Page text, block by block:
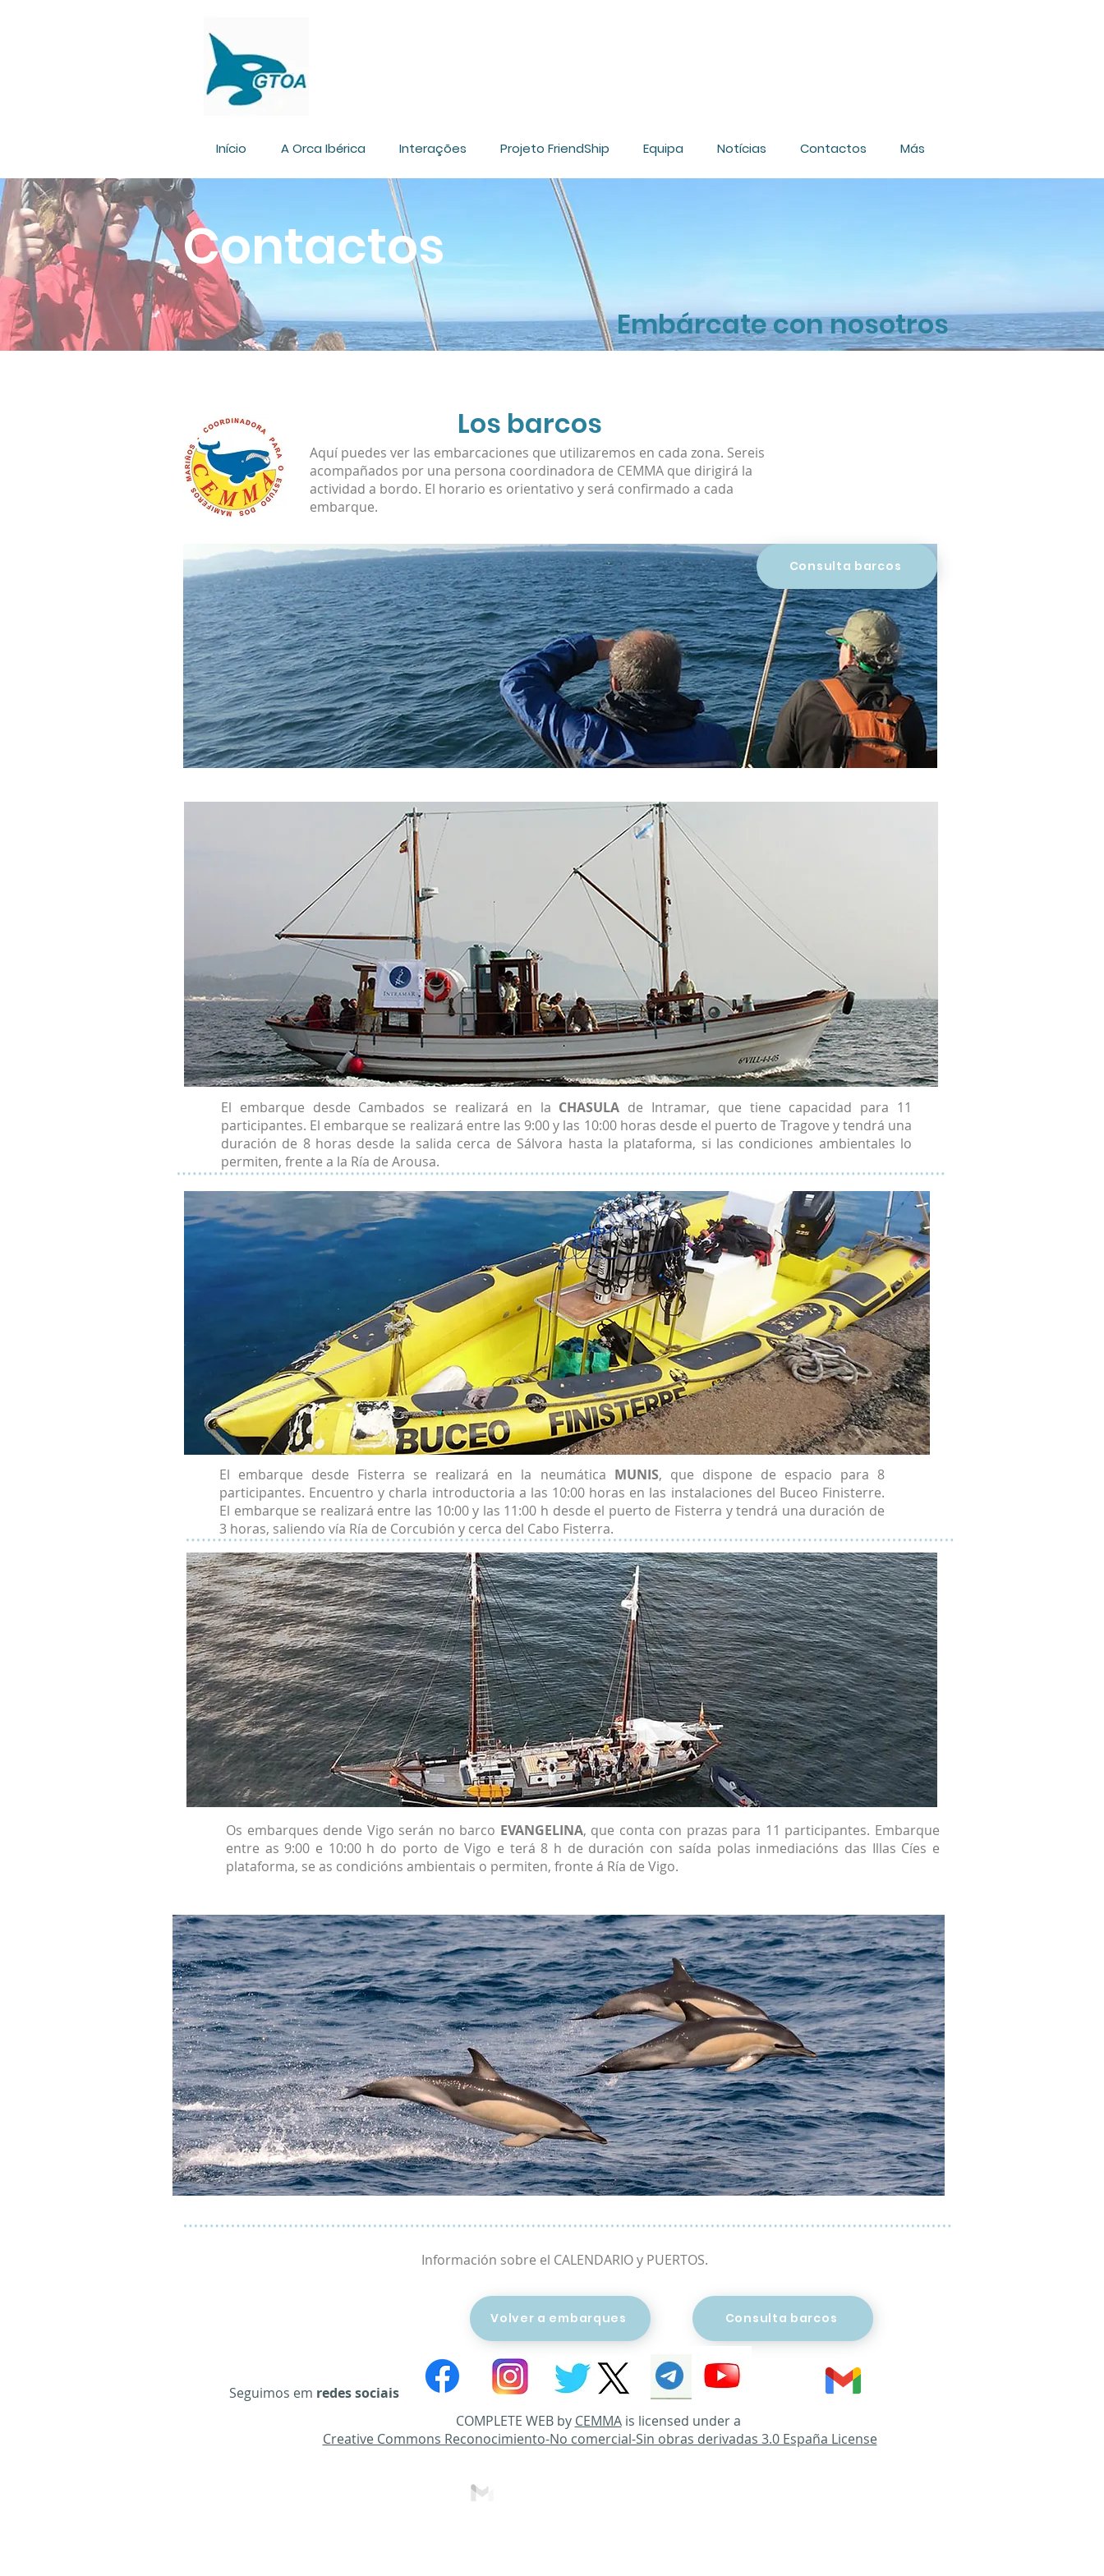
Início A Orca Ibérica Interações Projeto FriendShip Equipa Notícias Contactos Más
Contactos
Embárcate con nosotros
Los barcos
Aquí puedes ver las embarcaciones que utilizaremos en cada zona. Sereis
acompañados por una persona coordinadora de CEMMA que dirigirá la
actividad a bordo. El horario es orientativo y será confirmado a cada
embarque.
Consulta barcos
El embarque desde Cambados se realizará en la CHASULA de Intramar, que tiene capacidad para 11
participantes. El embarque se realizará entre las 9:00 y las 10:00 horas desde el puerto de Tragove y tendrá una
duración de 8 horas desde la salida cerca de Sálvora hasta la plataforma, si las condiciones ambientales lo
permiten, frente a la Ría de Arousa.
El embarque desde Fisterra se realizará en la neumática MUNIS, que dispone de espacio para 8
participantes. Encuentro y charla introductoria a las 10:00 horas en las instalaciones del Buceo Finisterre.
El embarque se realizará entre las 10:00 y las 11:00 h desde el puerto de Fisterra y tendrá una duración de
3 horas, saliendo vía Ría de Corcubión y cerca del Cabo Fisterra.
Os embarques dende Vigo serán no barco EVANGELINA, que conta con prazas para 11 participantes. Embarque
entre as 9:00 e 10:00 h do porto de Vigo e terá 8 h de duración con saída polas inmediacións das Illas Cíes e
plataforma, se as condicións ambientais o permiten, fronte á Ría de Vigo.
Información sobre el CALENDARIO y PUERTOS.
Volver a embarques Consulta barcos
Seguimos em redes sociais
COMPLETE WEB by CEMMAis licensed under a
Creative Commons Reconocimiento-No comercial-Sin obras derivadas 3.0 España License